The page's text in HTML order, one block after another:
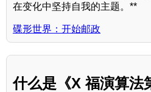
在变化中坚持自我的主题。**
碟形世界：开始邮政
什么是《X 福演算法